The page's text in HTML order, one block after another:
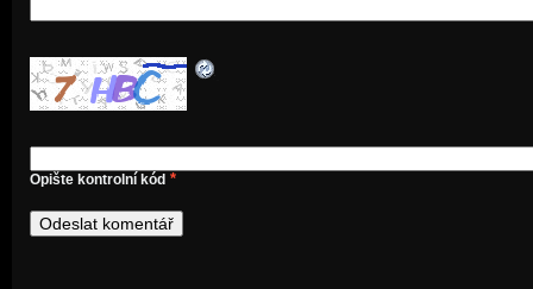
Opište kontrolní kód *